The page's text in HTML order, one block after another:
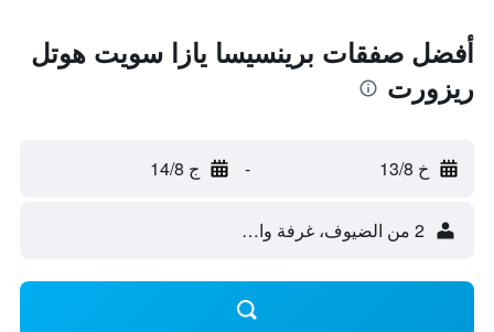
أفضل صفقات برينسيسا يازا سويت هوتل
ريزورت
خ 13/8 - ج 14/8
2 من الضيوف، غرفة واحدة